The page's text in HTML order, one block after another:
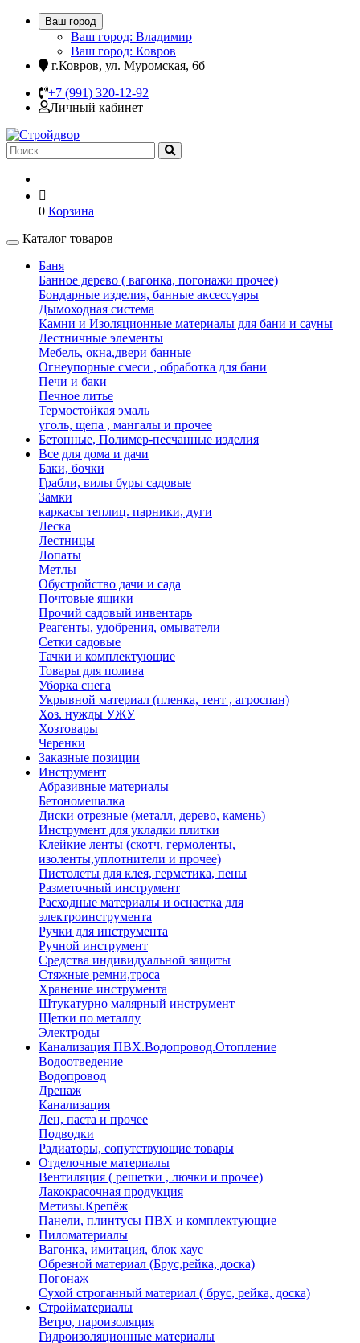
Ваш город
Ваш город: Владимир
Ваш город: Ковров
г.Ковров, ул. Муромская, 6б
+7 (991) 320-12-92
Личный кабинет
0 Корзина
Каталог товаров
Баня
Банное дерево ( вагонка, погонажи прочее)
Бондарные изделия, банные аксессуары
Дымоходная система
Камни и Изоляционные материалы для бани и сауны
Лестничные элементы
Мебель, окна,двери банные
Огнеупорные смеси , обработка для бани
Печи и баки
Печное литье
Термостойкая эмаль
уголь, щепа , мангалы и прочее
Бетонные, Полимер-песчанные изделия
Все для дома и дачи
Баки, бочки
Грабли, вилы буры садовые
Замки
каркасы теплиц. парники, дуги
Леска
Лестницы
Лопаты
Метлы
Обустройство дачи и сада
Почтовые ящики
Прочий садовый инвентарь
Реагенты, удобрения, омыватели
Сетки садовые
Тачки и комплектующие
Товары для полива
Уборка снега
Укрывной материал (пленка, тент , агроспан)
Хоз. нужды УЖУ
Хозтовары
Черенки
Заказные позиции
Инструмент
Абразивные материалы
Бетономешалка
Диски отрезные (металл, дерево, камень)
Инструмент для укладки плитки
Клейкие ленты (скотч, гермоленты,
изоленты,уплотнители и прочее)
Пистолеты для клея, герметика, пены
Разметочный инструмент
Расходные материалы и оснастка для
электроинструмента
Ручки для инструмента
Ручной инструмент
Средства индивидуальной защиты
Стяжные ремни,троса
Хранение инструмента
Штукатурно малярный инструмент
Щетки по металлу
Электроды
Канализация ПВХ.Водопровод.Отопление
Водоотведение
Водопровод
Дренаж
Канализация
Лен, паста и прочее
Подводки
Радиаторы, сопутствующие товары
Отделочные материалы
Вентиляция ( решетки , лючки и прочее)
Лакокрасочная продукция
Метизы.Крепёж
Панели, плинтусы ПВХ и комплектующие
Пиломатериалы
Вагонка, имитация, блок хаус
Обрезной материал (Брус,рейка, доска)
Погонаж
Сухой строганный материал ( брус, рейка, доска)
Стройматериалы
Ветро, пароизоляция
Гидроизоляционные материалы